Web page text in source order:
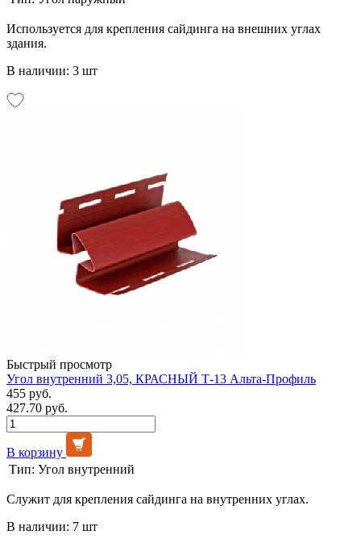
Используется для крепления сайдинга на внешних углах
здания.
В наличии: 3 шт
Быстрый просмотр
Угол внутренний 3,05, КРАСНЫЙ Т-13 Альта-Профиль
455 руб.
427.70 руб.
В корзину
Тип: Угол внутренний
Служит для крепления сайдинга на внутренних углах.
В наличии: 7 шт